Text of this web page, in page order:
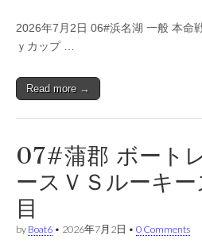
2026年7月2日 06#浜名湖 一般 本命
ｙカップ …
Read more →
07#蒲郡 ボート
ースＶＳルーキ
目
by Boat6 • 2026年7月2日 • 0 Comments